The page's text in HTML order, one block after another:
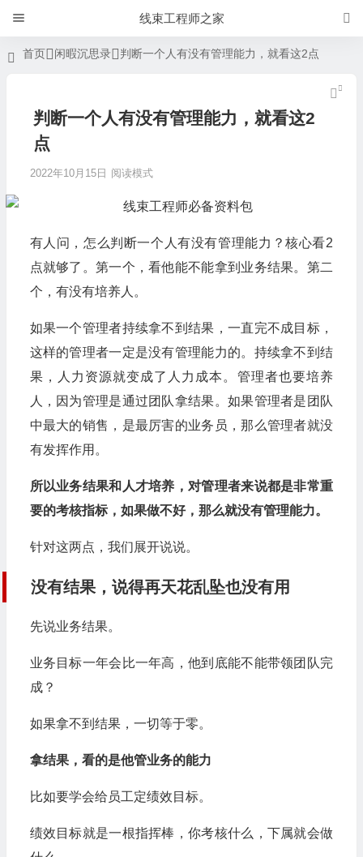
线束工程师之家
首页 闲暇沉思录 判断一个人有没有管理能力，就看这2点
判断一个人有没有管理能力，就看这2
点
2022年10月15日 阅读模式
有人问，怎么判断一个人有没有管理能力？核心看2
点就够了。第一个，看他能不能拿到业务结果。第二
个，有没有培养人。
如果一个管理者持续拿不到结果，一直完不成目标，
这样的管理者一定是没有管理能力的。持续拿不到结
果，人力资源就变成了人力成本。管理者也要培养
人，因为管理是通过团队拿结果。如果管理者是团队
中最大的销售，是最厉害的业务员，那么管理者就没
有发挥作用。
所以业务结果和人才培养，对管理者来说都是非常重
要的考核指标，如果做不好，那么就没有管理能力。
针对这两点，我们展开说说。
没有结果，说得再天花乱坠也没有用
先说业务结果。
业务目标一年会比一年高，他到底能不能带领团队完
成？
如果拿不到结果，一切等于零。
拿结果，看的是他管业务的能力
比如要学会给员工定绩效目标。
绩效目标就是一根指挥棒，你考核什么，下属就会做